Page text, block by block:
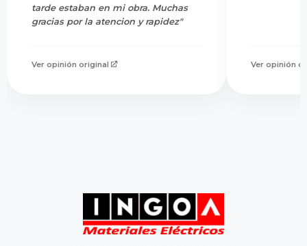
tarde estaban en mi obra. Muchas
gracias por la atencion y rapidez"
Ver opinión original Ver opinión